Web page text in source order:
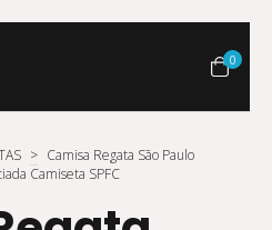
0
> Camisa Regata São Paulo
Camiseta SPFC